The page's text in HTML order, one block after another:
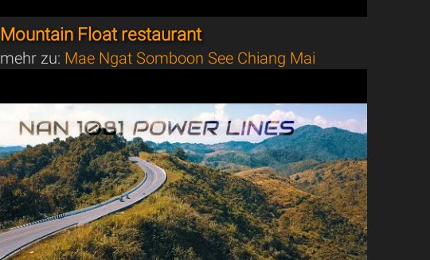
Mountain Float restaurant
mehr zu: Mae Ngat Somboon See Chiang Mai